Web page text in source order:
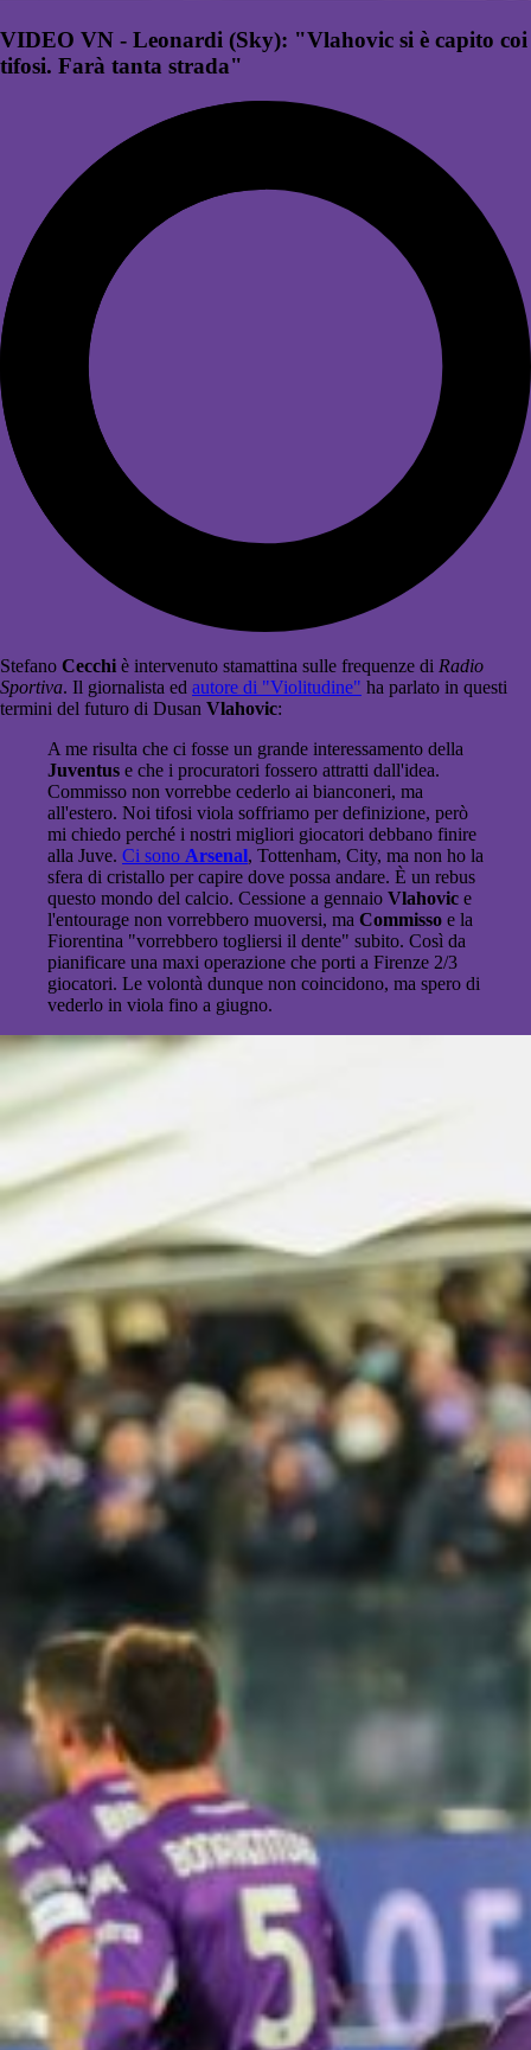
VIDEO VN - Leonardi (Sky): "Vlahovic si è capito coi
tifosi. Farà tanta strada"
Stefano Cecchi è intervenuto stamattina sulle frequenze di Radio
Sportiva. Il giornalista ed autore di "Violitudine" ha parlato in questi
termini del futuro di Dusan Vlahovic:
A me risulta che ci fosse un grande interessamento della
Juventus e che i procuratori fossero attratti dall'idea.
Commisso non vorrebbe cederlo ai bianconeri, ma
all'estero. Noi tifosi viola soffriamo per definizione, però
mi chiedo perché i nostri migliori giocatori debbano finire
alla Juve. Ci sono Arsenal, Tottenham, City, ma non ho la
sfera di cristallo per capire dove possa andare. È un rebus
questo mondo del calcio. Cessione a gennaio Vlahovic e
l'entourage non vorrebbero muoversi, ma Commisso e la
Fiorentina "vorrebbero togliersi il dente" subito. Così da
pianificare una maxi operazione che porti a Firenze 2/3
giocatori. Le volontà dunque non coincidono, ma spero di
vederlo in viola fino a giugno.